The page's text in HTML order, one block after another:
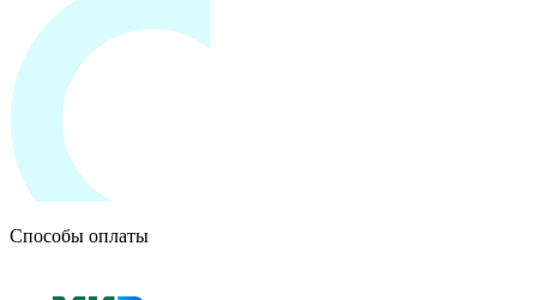
Способы оплаты